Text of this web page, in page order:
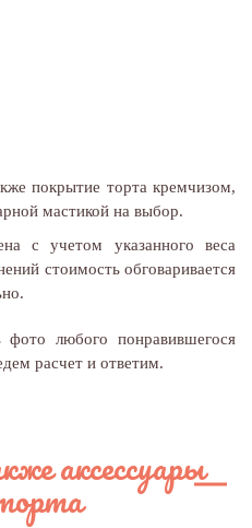
покрытие торта кремчизом,
мастикой на выбор.
с учетом указанного веса
стоимость обговаривается
любого понравившегося
расчет и ответим.
аксессуары